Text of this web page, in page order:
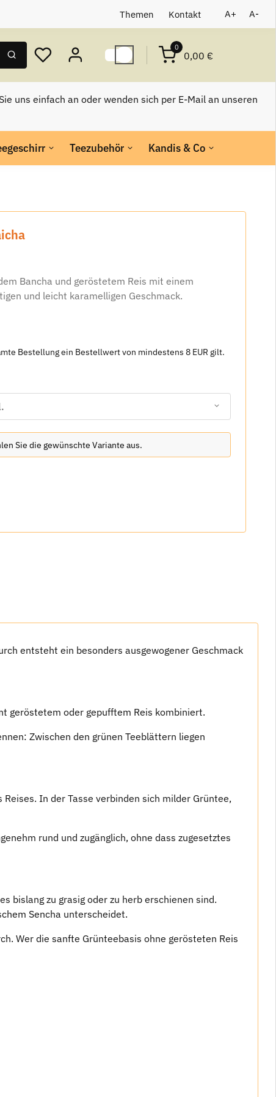
Themen Kontakt A+ A-
0
0,00 €
uns einfach an oder wenden sich per E-Mail an unseren
Teezubehör Kandis & Co
Bancha und geröstetem Reis mit einem
und leicht karamelligen Geschmack.
Bestellung ein Bestellwert von mindestens 8 EUR gilt.
Sie die gewünschte Variante aus.
entsteht ein besonders ausgewogener Geschmack
geröstetem oder gepufftem Reis kombiniert.
Zwischen den grünen Teeblättern liegen
In der Tasse verbinden sich milder Grüntee,
rund und zugänglich, ohne dass zugesetztes
bislang zu grasig oder zu herb erschienen sind.
Sencha unterscheidet.
Wer die sanfte Grünteebasis ohne gerösteten Reis